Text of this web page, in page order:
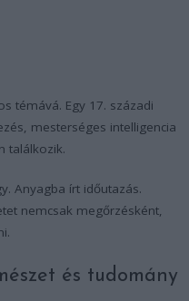
témává. Egy 17. századi
mesterséges intelligencia
találkozik.
Anyagba írt időutazás.
nemcsak megőrzésként,
és tudomány